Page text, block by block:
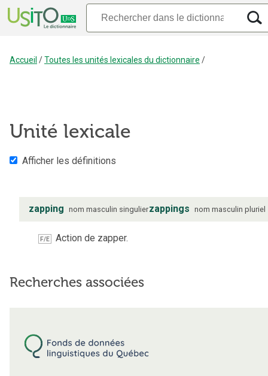
Accueil /Toutes les unités lexicales du dictionnaire /
Unité lexicale
Afficher les définitions
zapping nom masculin singulierzappings nom masculin pluriel
F/E Action de zapper.
Recherches associées